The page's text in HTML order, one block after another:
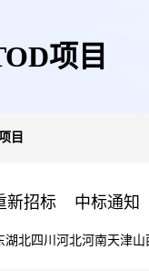
项目
目
新招标 中标通知
湖北四川 河北河南天津山